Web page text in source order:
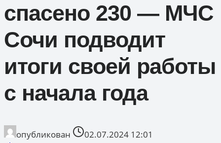
спасено 230 — МЧС
Сочи подводит
итоги своей работы
с начала года
опубликован
02.07.2024 12:01